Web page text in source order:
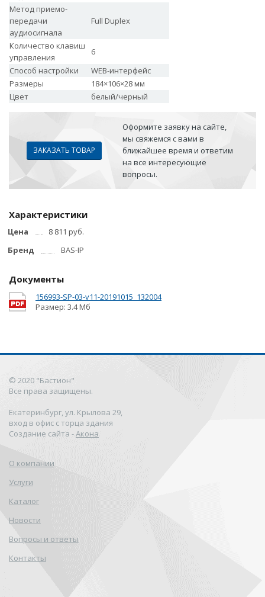
Метод приемо-
передачи
аудиосигнала
Full Duplex
Количество клавиш
управления
6
Способ настройки
WEB-интерфейс
Размеры
184×106×28 мм
Цвет
белый/черный
ЗАКАЗАТЬ ТОВАР
Оформите заявку на сайте,
мы свяжемся с вами в
ближайшее время и ответим
на все интересующие
вопросы.
Характеристики
Цена
8 811 руб.
Бренд
BAS-IP
Документы
156993-SP-03-v11-20191015_132004
Размер: 3.4 Мб
© 2020 "Бастион"
Все права защищены.
Екатеринбург, ул. Крылова 29,
вход в офис с торца здания
Создание сайта -Акона
О компании
Услуги
Каталог
Новости
Вопросы и ответы
Контакты